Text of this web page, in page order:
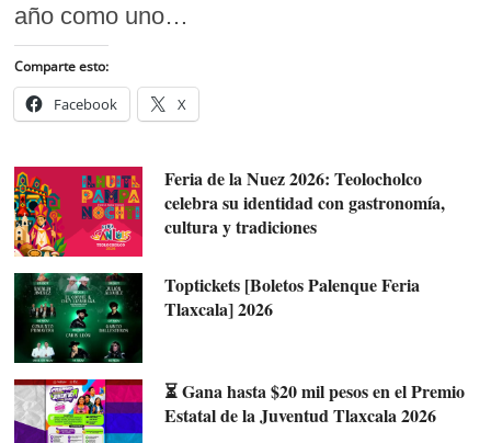
año como uno…
Comparte esto:
Facebook X
Feria de la Nuez 2026: Teolocholco
celebra su identidad con gastronomía,
cultura y tradiciones
Toptickets [Boletos Palenque Feria
Tlaxcala] 2026
⏳ Gana hasta $20 mil pesos en el Premio
Estatal de la Juventud Tlaxcala 2026